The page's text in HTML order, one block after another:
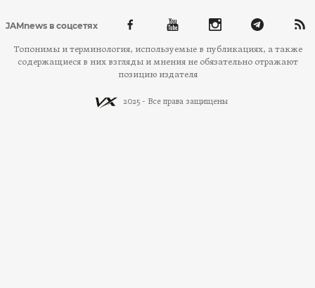
JAMnews в соцсетях
Топонимы и терминология, используемые в публикациях, а также
содержащиеся в них взгляды и мнения не обязательно отражают
позицию издателя
2025 - Все права защищены